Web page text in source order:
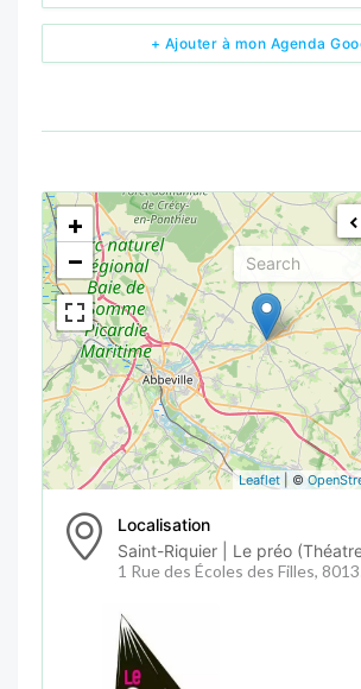
+ Ajouter à mon Agenda
<!---->
+
−
Leaflet | ©
Localisation
Saint-Riquier | Le préo
1 Rue des Écoles des Filles,